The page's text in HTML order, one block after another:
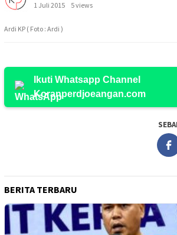
1 Juli 2015
5 views
Ardi KP ( Foto : Ardi )
Ikuti Whatsapp Channel
Koranperdjoeangan.com
BERITA TERBARU